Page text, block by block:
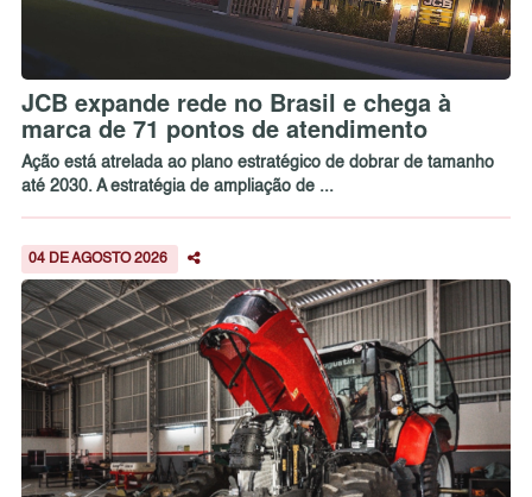
JCB expande rede no Brasil e chega à
marca de 71 pontos de atendimento
Ação está atrelada ao plano estratégico de dobrar de tamanho
até 2030. A estratégia de ampliação de ...
04 DE AGOSTO 2026